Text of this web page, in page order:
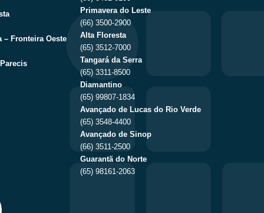
– Fronteira Oeste
Primavera do Leste
(66) 3500-2900
Alta Floresta
(65) 3512-7000
Tangará da Serra
(65) 3311-8500
Diamantino
(65) 99807-1834
Avançado de Lucas do Rio Verde
(65) 3548-4400
Avançado de Sinop
(66) 3511-2500
Guarantã do Norte
(65) 98161-2063